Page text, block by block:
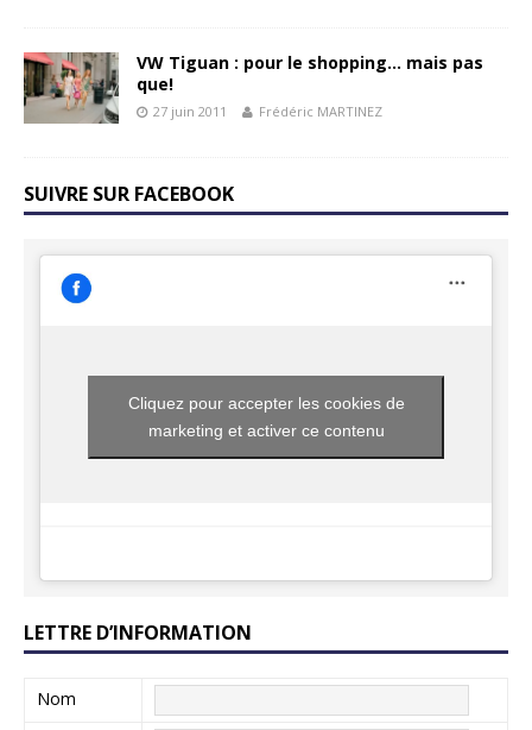
VW Tiguan : pour le shopping… mais pas
que!
27 juin 2011 Frédéric MARTINEZ
SUIVRE SUR FACEBOOK
Cliquez pour accepter les cookies de
marketing et activer ce contenu
LETTRE D’INFORMATION
Nom